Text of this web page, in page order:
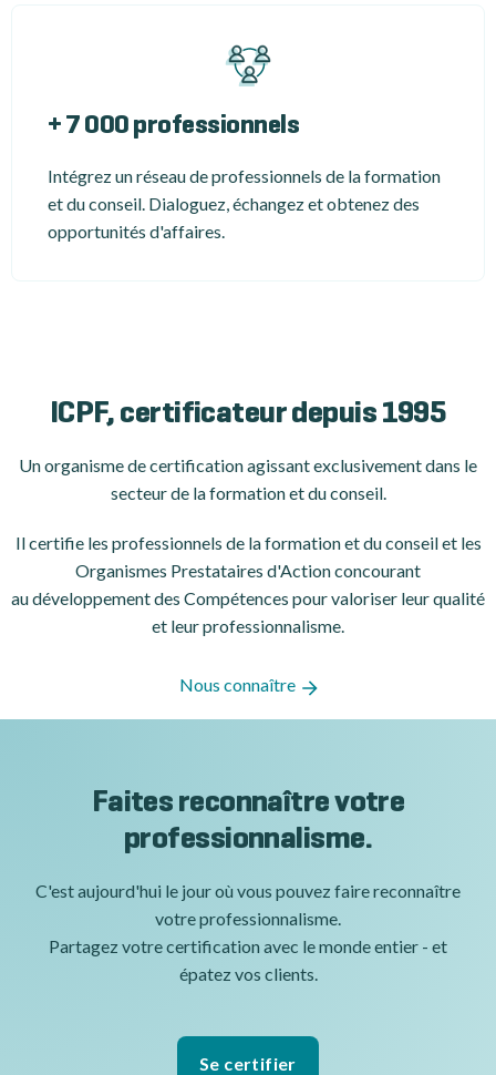
+ 7 000 professionnels
Intégrez un réseau de professionnels de la formation
et du conseil. Dialoguez, échangez et obtenez des
opportunités d'affaires.
ICPF, certificateur depuis 1995
Un organisme de certificationagissant exclusivement dans le
secteur de la formation et du conseil.
Il certifie les professionnels de la formation et du conseil et les
Organismes Prestataires d'Action concourant
au développement des Compétences pour valoriser leur qualité
et leur professionnalisme.
Nous connaître
Faites reconnaître votre
professionnalisme.
C'est aujourd'hui le jour où vous pouvez faire reconnaître
votre professionnalisme.
Partagez votre certification avec le monde entier - et
épatez vos clients.
Se certifier